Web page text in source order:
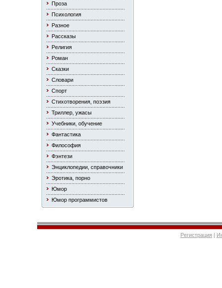
Проза
Психология
Разное
Рассказы
Религия
Роман
Сказки
Словари
Спорт
Стихотворения, поэзия
Триллер, ужасы
Учебники, обучение
Фантастика
Философия
Фэнтези
Энциклопедии, справочники
Эротика, порно
Юмор
Юмор программистов
Регистрация |